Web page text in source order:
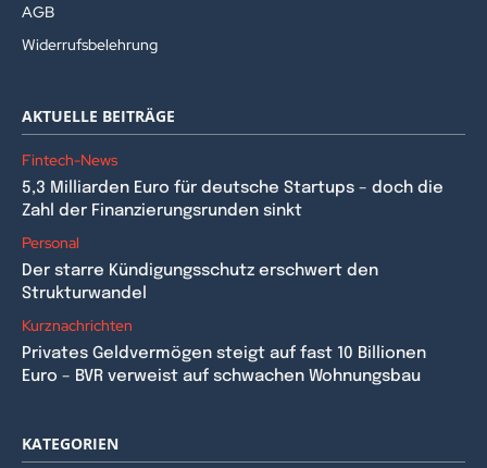
AGB
Widerrufsbelehrung
AKTUELLE BEITRÄGE
Fintech-News
5,3 Milliarden Euro für deutsche Startups – doch die
Zahl der Finanzierungsrunden sinkt
Personal
Der starre Kündigungsschutz erschwert den
Strukturwandel
Kurznachrichten
Privates Geldvermögen steigt auf fast 10 Billionen
Euro – BVR verweist auf schwachen Wohnungsbau
KATEGORIEN